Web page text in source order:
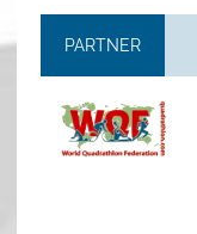
PARTNER